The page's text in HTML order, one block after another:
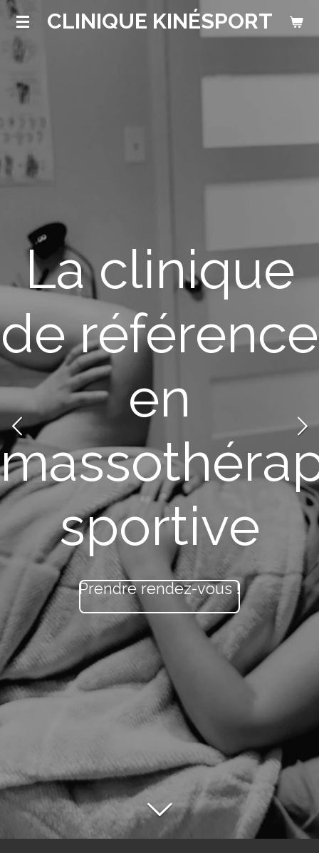
Passer
au
contenu
CLINIQUE KINÉSPORT
La clinique
de référence
en
sportive
Prendre rendez-vous !